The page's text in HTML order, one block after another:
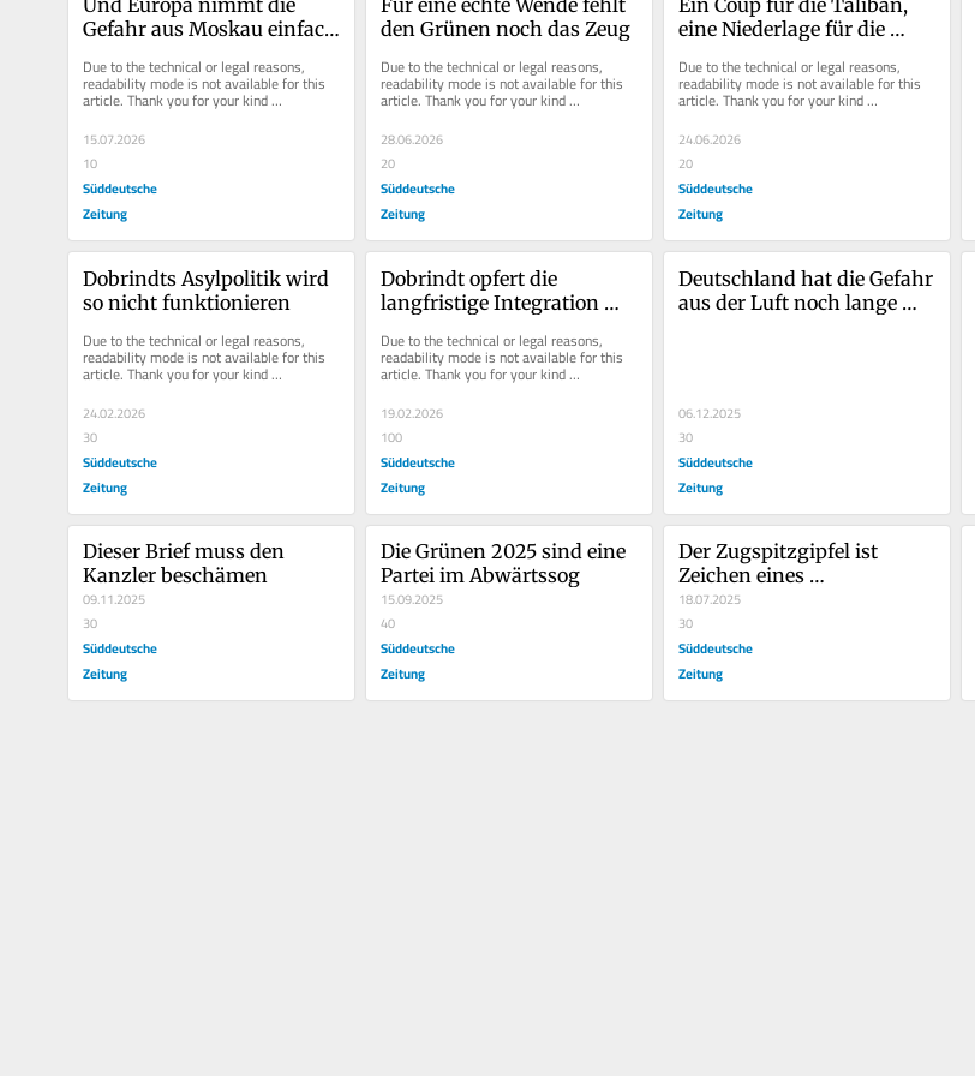
Gefahr aus Moskau einfach
Due to the technical or legal reasons,
readability mode is not available for this
article. Thank you for your kind
understanding.
15.07.2026
10
Süddeutsche
Zeitung
den Grünen noch das Zeug
Due to the technical or legal reasons,
readability mode is not available for this
article. Thank you for your kind
understanding.
28.06.2026
20
Süddeutsche
Zeitung
eine Niederlage für die
Due to the technical or legal reasons,
readability mode is not available for this
article. Thank you for your kind
understanding.
24.06.2026
20
Süddeutsche
Zeitung
Dobrindts Asylpolitik wird
so nicht funktionieren
Due to the technical or legal reasons,
readability mode is not available for this
article. Thank you for your kind
understanding.
24.02.2026
30
Süddeutsche
Zeitung
Dobrindt opfert die
langfristige Integration
kurzfristigen
Haushaltszielen
Due to the technical or legal reasons,
readability mode is not available for this
article. Thank you for your kind
understanding.
19.02.2026
100
Süddeutsche
Zeitung
Deutschland hat die Gefahr
aus der Luft noch lange
06.12.2025
30
Süddeutsche
Zeitung
Dieser Brief muss den
Kanzler beschämen
09.11.2025
30
Süddeutsche
Zeitung
Die Grünen 2025 sind eine
Partei im Abwärtssog
15.09.2025
40
Süddeutsche
Zeitung
Der Zugspitzgipfel ist
Zeichen eines
Kurswechsels in der
Asylpolitik
18.07.2025
30
Süddeutsche
Zeitung